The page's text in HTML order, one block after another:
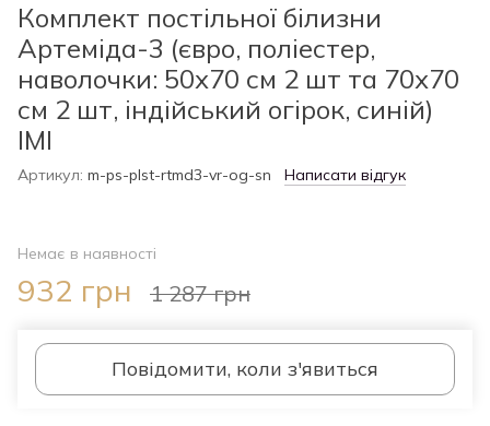
Комплект постільної білизни
Артеміда-3 (євро, поліестер,
наволочки: 50х70 см 2 шт та 70х70
см 2 шт, індійський огірок, синій)
IMI
Артикул: m-ps-plst-rtmd3-vr-og-sn Написати відгук
Немає в наявності
932 грн 1 287 грн
Повідомити, коли з'явиться